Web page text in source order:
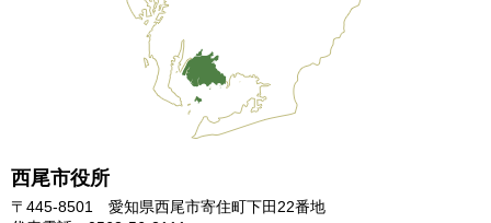
西尾市役所
〒445-8501 愛知県西尾市寄住町下田22番地